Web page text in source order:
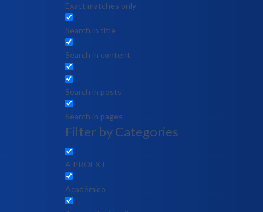
Exact matches only
Search in title
Search in content
Search in posts
Search in pages
Filter by Categories
A PROEXT
Acadêmico